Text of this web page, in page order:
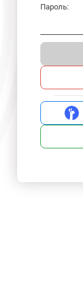
Пароль: